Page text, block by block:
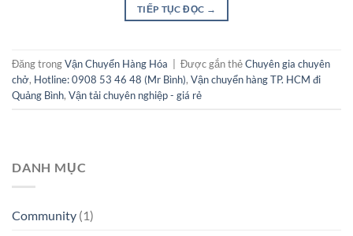
TIẾP TỤC ĐỌC →
Đăng trongVận Chuyển Hàng Hóa Được gắn thẻChuyên gia chuyên
chở, Hotline: 0908 53 46 48 (Mr Bình), Vận chuyển hàng TP. HCM đi
Quảng Bình, Vận tải chuyên nghiệp - giá rẻ
DANH MỤC
Community (1)